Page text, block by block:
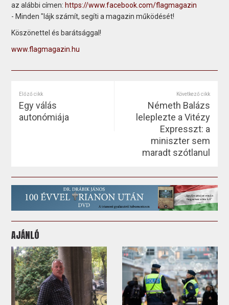
az alábbi címen: https://www.facebook.com/flagmagazin
- Minden "lájk számít, segíti a magazin működését!
Köszönettel és barátsággal!
www.flagmagazin.hu
Előző cikk
Egy válás
autonómiája
Következő cikk
Németh Balázs
leleplezte a Vitézy
Expresszt: a
miniszter sem
maradt szótlanul
AJÁNLÓ